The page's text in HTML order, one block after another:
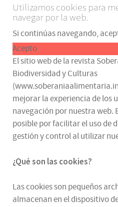
Utilizamos cookies para
navegar por la web.
Si continúas navegando,
Acepto
El sitio web de la revista
Biodiversidad y Culturas
mejorar la experiencia de los
navegación por nuestra web.
posible por facilitar el uso de
gestión y control al utilizar
¿Qué son las cookies?
Las cookies son pequeños
almacenan en el dispositivo